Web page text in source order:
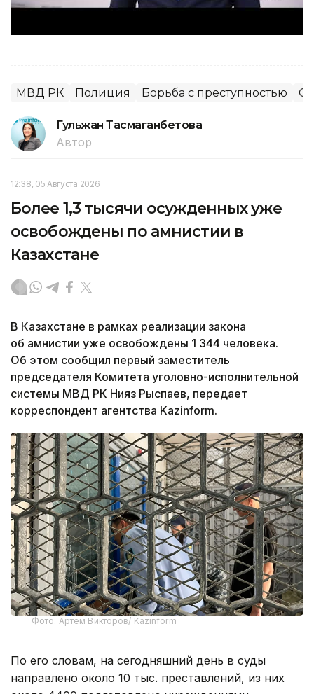
МВД РК Полиция Борьба с преступностью
Гульжан Тасмаганбетова
Автор
12:38, 05 Августа 2026
Более 1,3 тысячи осужденных уже
освобождены по амнистии в
Казахстане
В Казахстане в рамках реализации закона
об амнистии уже освобождены 1 344 человека.
Об этом сообщил первый заместитель
председателя Комитета уголовно-исполнительной
системы МВД РК Нияз Рыспаев, передает
корреспондент агентства Kazinform.
Фото: Артем Викторов/ Kazinform
По его словам, на сегодняшний день в суды
направлено около 10 тыс. преставлений, из них